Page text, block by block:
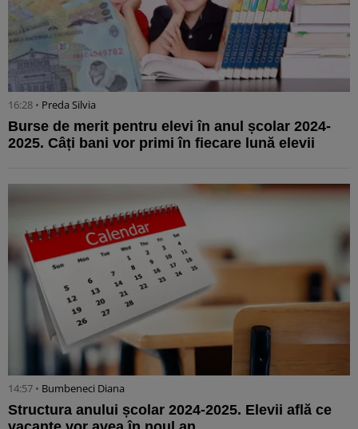
16:28 • Preda Silvia
Burse de merit pentru elevi în anul școlar 2024-
2025. Câți bani vor primi în fiecare lună elevii
14:57 • Bumbeneci Diana
Structura anului școlar 2024-2025. Elevii află ce